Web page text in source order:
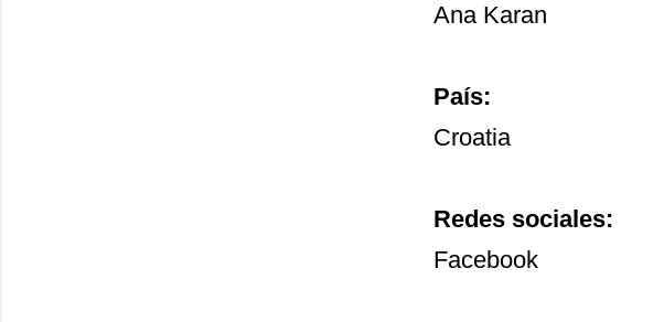
Ana Karan
País:
Croatia
Redes sociales:
Facebook